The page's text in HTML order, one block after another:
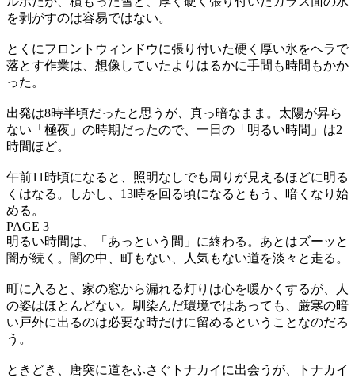
を剥がすのは容易ではない。
とくにフロントウィンドウに張り付いた硬く厚い氷をヘラで
落とす作業は、想像していたよりはるかに手間も時間もかか
った。
出発は8時半頃だったと思うが、真っ暗なまま。太陽が昇ら
ない「極夜」の時期だったので、一日の「明るい時間」は2
時間ほど。
午前11時頃になると、照明なしでも周りが見えるほどに明る
くはなる。しかし、13時を回る頃になるともう、暗くなり始
める。
PAGE 3
明るい時間は、「あっという間」に終わる。あとはズーッと
闇が続く。闇の中、町もない、人気もない道を淡々と走る。
町に入ると、家の窓から漏れる灯りは心を暖かくするが、人
の姿はほとんどない。馴染んだ環境ではあっても、厳寒の暗
い戸外に出るのは必要な時だけに留めるということなのだろ
う。
ときどき、唐突に道をふさぐトナカイに出会うが、トナカイ